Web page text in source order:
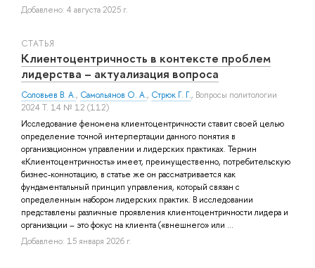
Добавлено: 4 августа 2025 г.
СТАТЬЯ
Клиентоцентричность в контексте проблем
лидерства – актуализация вопроса
Соловьев В. А., Самольянов О. А., Стрюк Г. Г., Вопросы политологии
2024 Т. 14 № 12 (112)
Исследование феномена клиентоцентричности ставит своей целью
определение точной интерпертации данного понятия в
организационном управлении и лидерских практиках. Термин
«Клиентоцентричность» имеет, преимущественно, потребительскую
бизнес-коннотацию, в статье же он рассматривается как
фундаментальный принцип управления, который связан с
определенным набором лидерских практик. В исследовании
представлены различные проявления клиентоцентричности лидера и
организации – это фокус на клиента («внешнего» или ...
Добавлено: 15 января 2026 г.